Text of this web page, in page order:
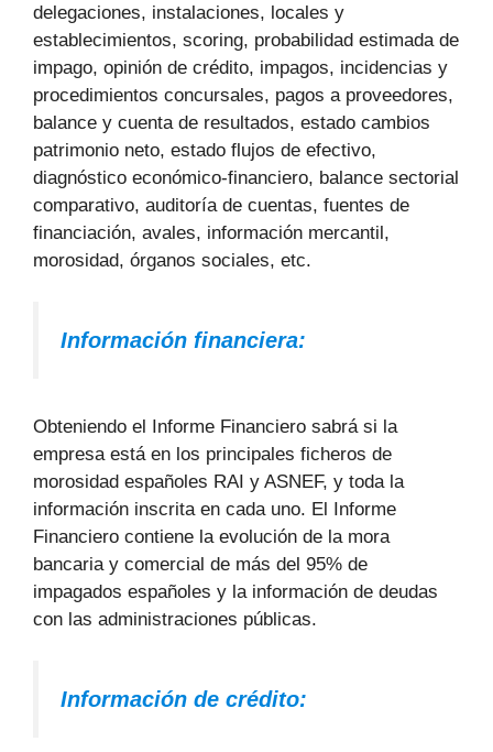
delegaciones, instalaciones, locales y
establecimientos, scoring, probabilidad estimada de
impago, opinión de crédito, impagos, incidencias y
procedimientos concursales, pagos a proveedores,
balance y cuenta de resultados, estado cambios
patrimonio neto, estado flujos de efectivo,
diagnóstico económico-financiero, balance sectorial
comparativo, auditoría de cuentas, fuentes de
financiación, avales, información mercantil,
morosidad, órganos sociales, etc.
Información financiera:
Obteniendo el Informe Financiero sabrá si la
empresa está en los principales ficheros de
morosidad españoles RAI y ASNEF, y toda la
información inscrita en cada uno. El Informe
Financiero contiene la evolución de la mora
bancaria y comercial de más del 95% de
impagados españoles y la información de deudas
con las administraciones públicas.
Información de crédito: